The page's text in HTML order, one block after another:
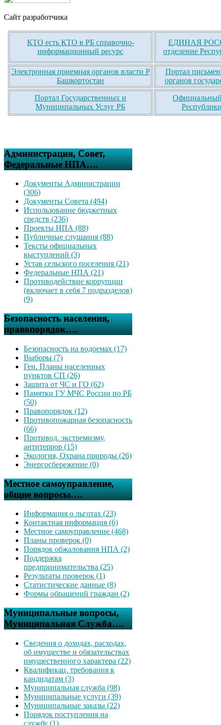
Сайт разработчика
КТО есть КТО в РБ справочно-
информационный ресурс
ЕДИНАЯ
отделение
Электронная приемная органов власти Р
Башкортостан
Портал
органов
Портал Государственных и
Муниципальных Услуг РБ
Официальный
Администрация, Совет,
Федеральные НПА….
Документы Администрации
(306)
Документы Совета (494)
Использование бюджетных
средств (236)
Проекты НПА (88)
Публичные слушания (88)
Тексты официальных
выступлений (3)
Устав сельского поселения (21)
Федеральные НПА (21)
Противодействие коррупции
(включает в себя 7 подразделов)
(9)
Безопасность населения,
правопорядок….
Безопасность на водоемах (17)
Выборы (7)
Ген. Планы населенных
пунктов СП (26)
Защита от ЧС и ГО (62)
Памятки ГУ МЧС России по РБ
(50)
Правопорядок (12)
Противопожарная безопасность
(66)
Противод. экстремизму,
антитеррор (15)
Экология, Охрана природы (26)
Энергосбережение (0)
Местное самоуправление,
общие вопросы….
Информация о льготах (23)
Контактная информация (6)
Местное самоуправление (468)
Планы проверок (0)
Порядок обжалования НПА (2)
Поддержка
предпринимательства (25)
Результаты проверок (1)
Статистические данные (8)
Формы обращений граждан (2)
Муниципальные вопросы,
Муниципальная Служба….
Сведения о доходах, расходах,
об имуществе и обязательствах
имущественного характера (22)
Квалификац. требования к
кандидатам (3)
Муниципальная служба (98)
Муниципальные услуги (39)
Муниципальные заказы (22)
Порядок поступления на
службу (1)